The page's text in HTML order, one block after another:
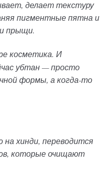
делает текстуру
пигментные пятна и
прыщи.
косметика. И
убтан — просто
формы, а когда-то
на хинди, переводится
которые очищают